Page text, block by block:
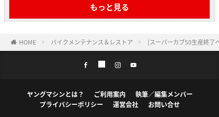
もっと見る
HOME バイクメンテナンス＆レストア [スーパーカブ50生産終了
ヤングマシンとは？ ご利用案内
執筆／編集メンバー
プライバシーポリシー
運営会社 お問い合せ